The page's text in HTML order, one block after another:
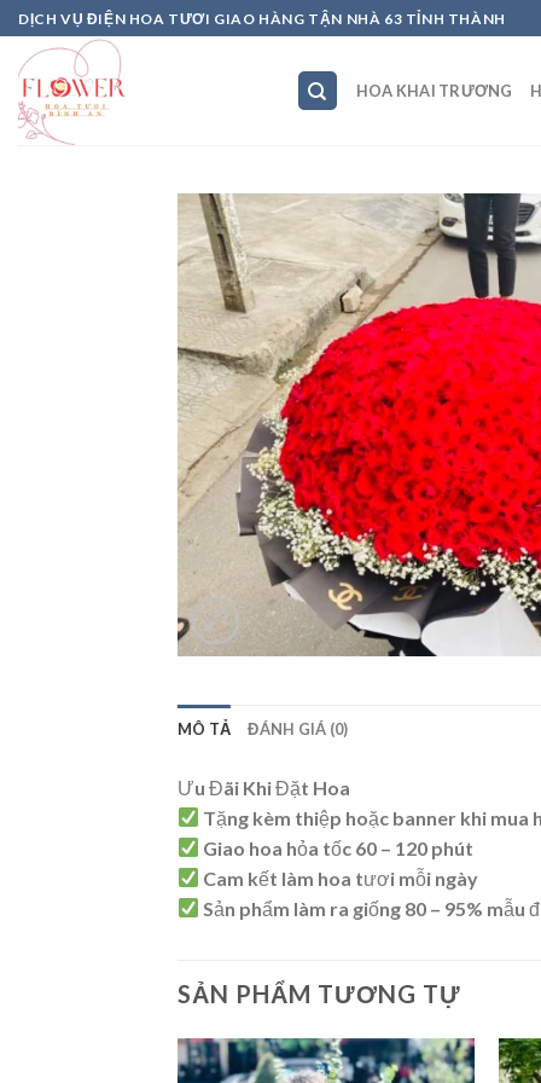
Skip
to
content
DỊCH VỤ ĐIỆN HOA TƯƠI GIAO HÀNG TẬN NHÀ 63 TỈNH THÀNH
HOA KHAI TRƯƠNG
MÔ TẢ ĐÁNH GIÁ (0)
Ưu Đãi Khi Đặt Hoa
Tặng kèm thiệp hoặc banner khi mua
Giao hoa hỏa tốc 60 – 120 phút
Cam kết làm hoa tươi mỗi ngày
Sản phẩm làm ra giống 80 – 95% mẫu
SẢN PHẨM TƯƠNG TỰ